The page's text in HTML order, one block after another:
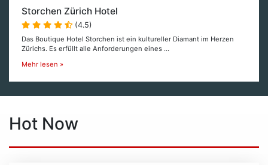
Storchen Zürich Hotel
(4.5)
Das Boutique Hotel Storchen ist ein kultureller Diamant im Herzen
Zürichs. Es erfüllt alle Anforderungen eines …
Mehr lesen »
Hot Now